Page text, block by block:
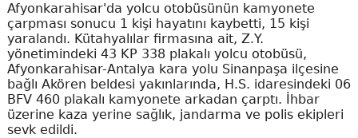
Afyonkarahisar'da yolcu otobüsünün kamyonete
çarpması sonucu 1 kişi hayatını kaybetti, 15 kişi
yaralandı. Kütahyalılar firmasına ait, Z.Y.
yönetimindeki 43 KP 338 plakalı yolcu otobüsü,
Afyonkarahisar-Antalya kara yolu Sinanpaşa ilçesine
bağlı Akören beldesi yakınlarında, H.S. idaresindeki 06
BFV 460 plakalı kamyonete arkadan çarptı. İhbar
üzerine kaza yerine sağlık, jandarma ve polis ekipleri
sevk edildi.